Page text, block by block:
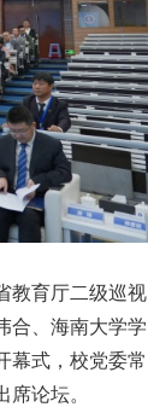
教育厅二级巡视
合、海南大学学
幕式，校党委常
论坛。